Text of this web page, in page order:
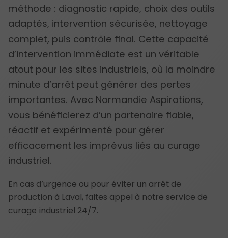
méthode : diagnostic rapide, choix des outils
adaptés, intervention sécurisée, nettoyage
complet, puis contrôle final. Cette capacité
d’intervention immédiate est un véritable
atout pour les sites industriels, où la moindre
minute d’arrêt peut générer des pertes
importantes. Avec Normandie Aspirations,
vous bénéficierez d’un partenaire fiable,
réactif et expérimenté pour gérer
efficacement les imprévus liés au curage
industriel.
En cas d’urgence ou pour éviter un arrêt de
production à Laval, faites appel à notre service de
curage industriel 24/7.